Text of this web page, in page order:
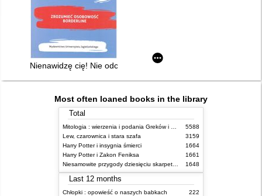
Nienawidzę cię! Nie odchodź! : zrozumieć osobowość
Most often loaned books in the library
Total
5588
Lew, czarownica i stara szafa
3159
Harry Potter i insygnia śmierci
1664
Harry Potter i Zakon Feniksa
1661
1648
Last 12 months
Chłopki : opowieść o naszych babkach
222